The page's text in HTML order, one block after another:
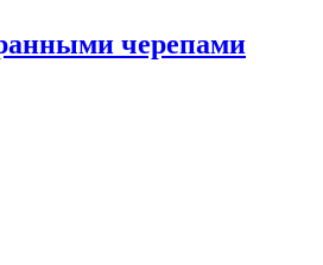
черепами